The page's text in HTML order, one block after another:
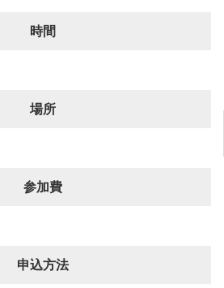
時間
場所
参加費
申込方法